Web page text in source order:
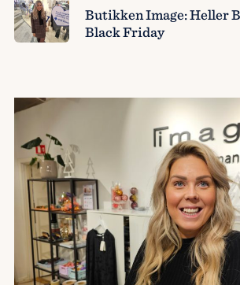
Butikken Image: Heller
Black Friday